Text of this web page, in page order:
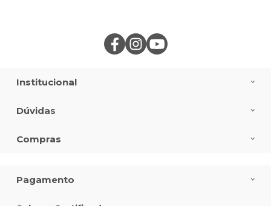
Institucional
Dúvidas
Compras
Pagamento